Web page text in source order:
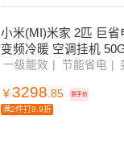
￥3898.00
满1500-100
小米(MI)米家 2匹 巨省